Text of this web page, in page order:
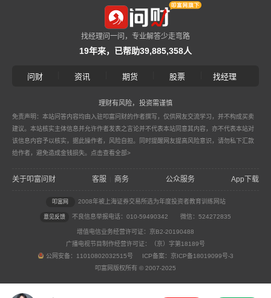
找经理问一问，专业解答少走弯路
19年来，已帮助39,885,358人
问财 资讯 期货 股票 找经理
理财有风险，投资需谨慎
免责声明：本站问答内容均由入驻叩富问财的作者撰写，仅供网友交流学习，并不构成买卖
建议。本站核实主体信息并允许作者发表之言论并不代表本站同意其内容，亦不代表本站对
该信息内容予以核实，据此操作者，风险自担。同时提醒网友提高风险意识，请勿私下汇款
给作者，避免造成金钱损失。 点击查看全部>
关于叩富问财 客服 商务 公众服务 App下载
叩富网 2008年被上海证券交易所选为年度投资者教育训练网站
意见反馈 不良信息举报电话：010-59490342 微信：524272835
增值电信业务经营许可证：京B2-20190488
广播电视节目制作经营许可证：（京）字第18189号
公网安备：11010802032515号 ICP备案：京ICP备18019099号-3
叩富网版权所有 © 2007-2025